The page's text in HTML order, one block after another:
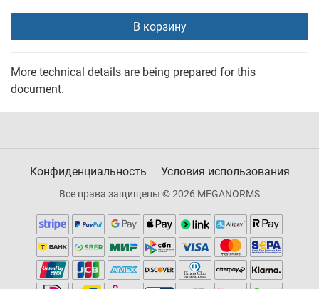
В корзину
More technical details are being prepared for this
document.
Конфиденциальность Условия использования
Все права защищены © 2026 MEGANORMS